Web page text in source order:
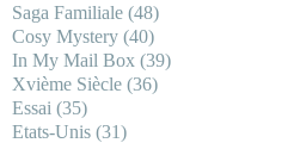
Saga Familiale (48)
Cosy Mystery (40)
In My Mail Box (39)
Xvième Siècle (36)
Essai (35)
Etats-Unis (31)